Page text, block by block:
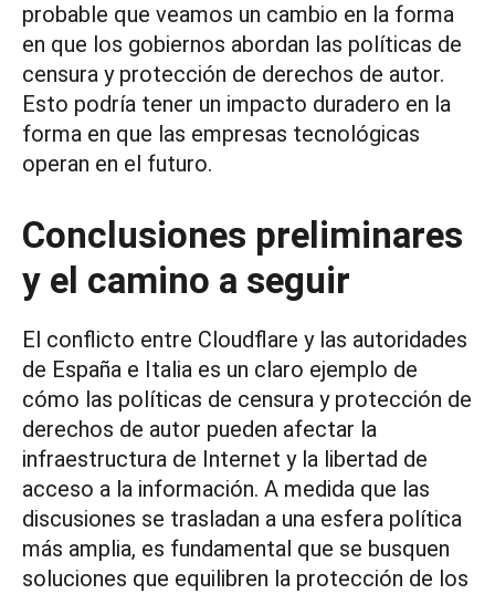
probable que veamos un cambio en la forma
en que los gobiernos abordan las políticas de
censura y protección de derechos de autor.
Esto podría tener un impacto duradero en la
forma en que las empresas tecnológicas
operan en el futuro.
Conclusiones preliminares
y el camino a seguir
El conflicto entre Cloudflare y las autoridades
de España e Italia es un claro ejemplo de
cómo las políticas de censura y protección de
derechos de autor pueden afectar la
infraestructura de Internet y la libertad de
acceso a la información. A medida que las
discusiones se trasladan a una esfera política
más amplia, es fundamental que se busquen
soluciones que equilibren la protección de los